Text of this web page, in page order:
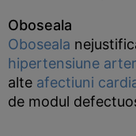
Oboseala
Oboseala
hipertensiune
alte afectiuni
de modul